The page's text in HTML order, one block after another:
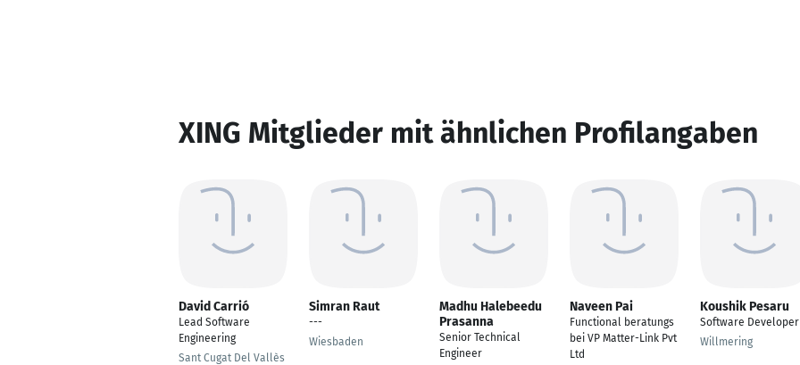
XING Mitglieder mit ähnlichen Profilangaben
David Carrió
Lead Software
Engineering
Sant Cugat Del Vallès
Simran Raut
---
Wiesbaden
Madhu Halebeedu
Prasanna
Senior Technical
Engineer
Naveen Pai
Functional beratungs
bei VP Matter-Link Pvt
Ltd
Koushik Pesaru
Software Developer
Willmering